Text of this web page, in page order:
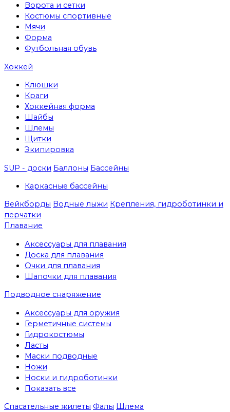
Ворота и сетки
Костюмы спортивные
Мячи
Форма
Футбольная обувь
Хоккей
Клюшки
Краги
Хоккейная форма
Шайбы
Шлемы
Щитки
Экипировка
SUP - доски Баллоны Бассейны
Каркасные бассейны
Вейкборды Водные лыжи Крепления, гидроботинки и
перчатки
Плавание
Аксессуары для плавания
Доска для плавания
Очки для плавания
Шапочки для плавания
Подводное снаряжение
Аксессуары для оружия
Герметичные системы
Гидрокостюмы
Ласты
Маски подводные
Ножи
Носки и гидроботинки
Показать все
Спасательные жилеты Фалы Шлема